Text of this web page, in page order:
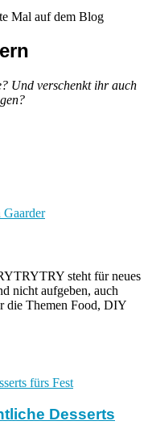
Mal auf dem Blog
Und verschenkt ihr auch
Gaarder
steht für neues
nicht aufgeben, auch
die Themen Food, DIY
Desserts